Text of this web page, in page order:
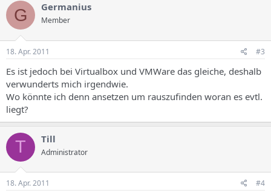
G Germanius
Member
18. Apr. 2011 #3
Es ist jedoch bei Virtualbox und VMWare das gleiche, deshalb
verwunderts mich irgendwie.
Wo könnte ich denn ansetzen um rauszufinden woran es evtl.
liegt?
T Till
Administrator
18. Apr. 2011 #4